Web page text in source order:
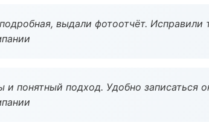
выдали фотоотчёт. Исправили
понятный подход. Удобно записаться